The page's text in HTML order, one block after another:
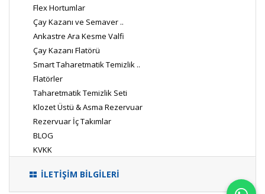
Flex Hortumlar
Çay Kazanı ve Semaver ..
Ankastre Ara Kesme Valfi
Çay Kazanı Flatörü
Smart Taharetmatik Temizlik ..
Flatörler
Taharetmatik Temizlik Seti
Klozet Üstü & Asma Rezervuar
Rezervuar İç Takımlar
BLOG
KVKK
İLETİŞİM BİLGİLERİ